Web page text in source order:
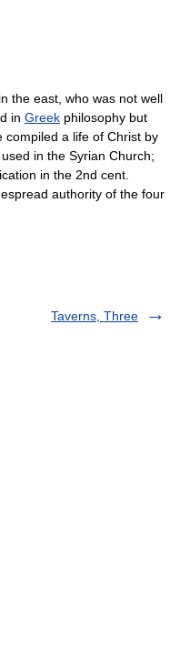
in the east, who was not well
in Greek philosophy but
compiled a life of Christ by
in the Syrian Church;
in the 2nd cent.
authority of the four
Taverns, Three